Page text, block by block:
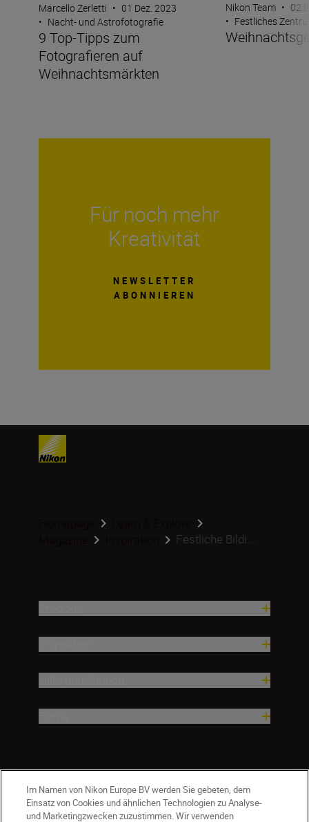
Marcello Zerletti • 01 Dez. 2023
• Nacht- und Astrofotografie
9 Top-Tipps zum
Fotografieren auf
Weihnachtsmärkten
Nikon Team • 02
• Festliches
Für noch mehr
Kreativität
NEWSLETTER
ABONNIEREN
Festliche Bildi...
Im Namen von Nikon Europe BV werden Sie gebeten, dem
Einsatz von Cookies und ähnlichen Technologien zu Analyse-
und Marketingzwecken zuzustimmen. Wir verwenden